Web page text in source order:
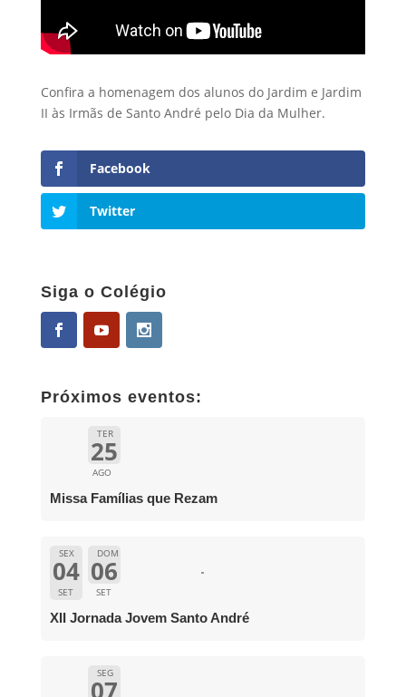
Confira a homenagem dos alunos do Jardim e Jardim
II às Irmãs de Santo André pelo Dia da Mulher.
Facebook
Twitter
Siga o Colégio
Próximos eventos:
TER
25
AGO
Missa Famílias que Rezam
SEX
04
SET
DOM
06
SET
XII Jornada Jovem Santo André
SEG